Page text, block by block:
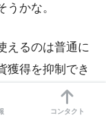
かな。
えるのは普通に
獲得を抑制でき
って気がします
ず銀貨に使って
コンタクト